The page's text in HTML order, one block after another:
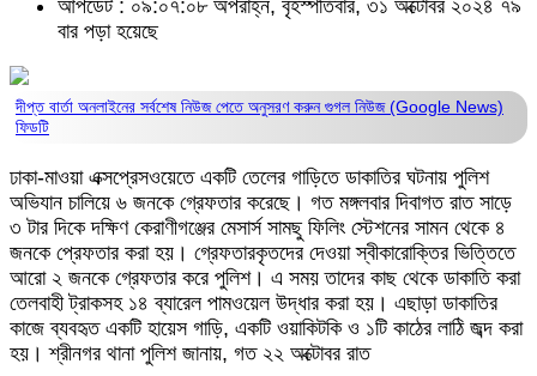
আপডেট : ০৯:০৭:০৮ অপরাহ্ন, বৃহস্পতিবার, ৩১ অক্টোবর ২০২৪ ৭৯
বার পড়া হয়েছে
দীপ্ত বার্তা অনলাইনের সর্বশেষ নিউজ পেতে অনুসরণ করুনগুগল নিউজ (Google News)
ফিডটি
ঢাকা-মাওয়া এক্সপ্রেসওয়েতে একটি তেলের গাড়িতে ডাকাতির ঘটনায় পুলিশ
অভিযান চালিয়ে ৬ জনকে গ্রেফতার করেছে। গত মঙ্গলবার দিবাগত রাত সাড়ে
৩ টার দিকে দক্ষিণ কেরাণীগঞ্জের মেসার্স সামছু ফিলিং স্টেশনের সামন থেকে ৪
জনকে প্রেফতার করা হয়। গ্রেফতারকৃতদের দেওয়া স্বীকারোক্তির ভিত্তিতে
আরো ২ জনকে গ্রেফতার করে পুলিশ। এ সময় তাদের কাছ থেকে ডাকাতি করা
তেলবাহী ট্রাকসহ ১৪ ব্যারেল পামওয়েল উদ্ধার করা হয়। এছাড়া ডাকাতির
কাজে ব্যবহৃত একটি হায়েস গাড়ি, একটি ওয়াকিটকি ও ১টি কাঠের লাঠি জব্দ করা
হয়। শ্রীনগর থানা পুলিশ জানায়, গত ২২ অক্টোবর রাত